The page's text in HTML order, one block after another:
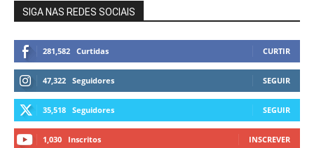
SIGA NAS REDES SOCIAIS
281,582 Curtidas CURTIR
47,322 Seguidores SEGUIR
35,518 Seguidores SEGUIR
1,030 Inscritos INSCREVER